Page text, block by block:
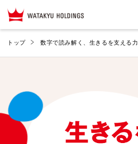
トップ 数字で読み解く、生きるを支える力